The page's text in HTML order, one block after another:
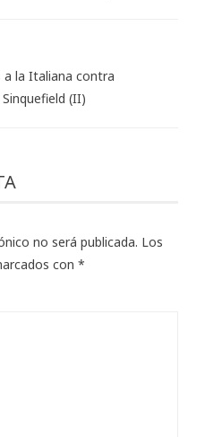
a la Italiana contra
(II)
no será publicada. Los
con *